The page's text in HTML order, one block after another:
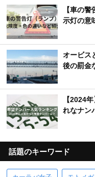
【車の
示灯の意
オービス
後の罰金
【2024
れなナン
話題のキーワード